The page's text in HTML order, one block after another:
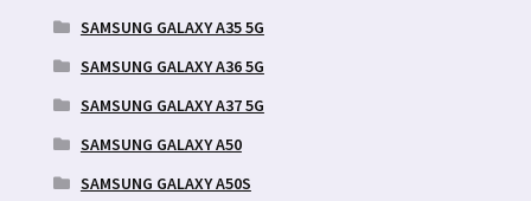
SAMSUNG GALAXY A35 5G
SAMSUNG GALAXY A36 5G
SAMSUNG GALAXY A37 5G
SAMSUNG GALAXY A50
SAMSUNG GALAXY A50S